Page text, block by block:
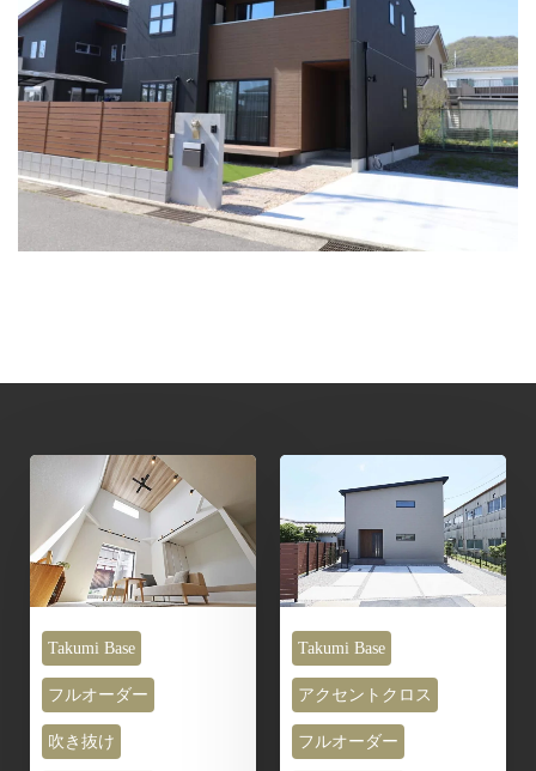
Takumi Base
フルオーダー
吹き抜け
Takumi Base
アクセントクロス
フルオーダー